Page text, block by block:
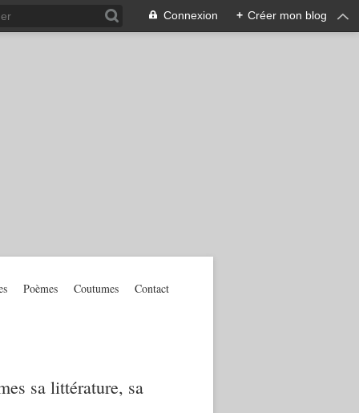
Connexion + Créer mon blog
sa littérature, sa
Poèmes Coutumes Contact